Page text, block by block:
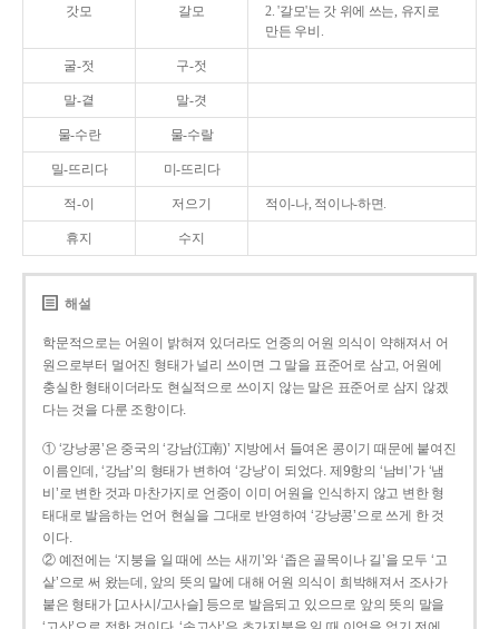
갓모 갈모
2. '갈모'는 갓 위에 쓰는, 유지로
만든 우비.
굴-젓 구-젓
말-곁 말-겻
물-수란 물-수랄
밀-뜨리다 미-뜨리다
적-이 저으기 적이-나, 적이나-하면.
휴지 수지
해설
학문적으로는 어원이 밝혀져 있더라도 언중의 어원 의식이 약해져서 어
원으로부터 멀어진 형태가 널리 쓰이면 그 말을 표준어로 삼고, 어원에
충실한 형태이더라도 현실적으로 쓰이지 않는 말은 표준어로 삼지 않겠
다는 것을 다룬 조항이다.
① ‘강낭콩’은 중국의 ‘강남(江南)’ 지방에서 들여온 콩이기 때문에 붙여진
이름인데, ‘강남’의 형태가 변하여 ‘강낭’이 되었다. 제9항의 ‘남비’가 ‘냄
비’로 변한 것과 마찬가지로 언중이 이미 어원을 인식하지 않고 변한 형
태대로 발음하는 언어 현실을 그대로 반영하여 ‘강낭콩’으로 쓰게 한 것
이다.
② 예전에는 ‘지붕을 일 때에 쓰는 새끼’와 ‘좁은 골목이나 길’을 모두 ‘고
샅’으로 써 왔는데, 앞의 뜻의 말에 대해 어원 의식이 희박해져서 조사가
붙은 형태가 [고사시/고사슬] 등으로 발음되고 있으므로 앞의 뜻의 말을